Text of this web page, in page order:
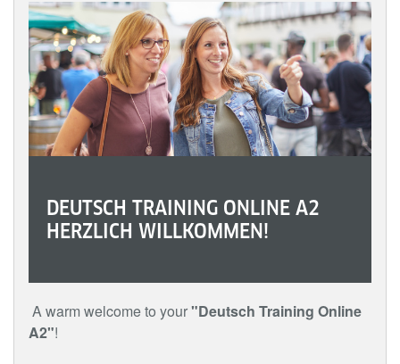
DEUTSCH TRAINING ONLINE A2
HERZLICH WILLKOMMEN!
A warm welcome to your"Deutsch Training Online
A2"!